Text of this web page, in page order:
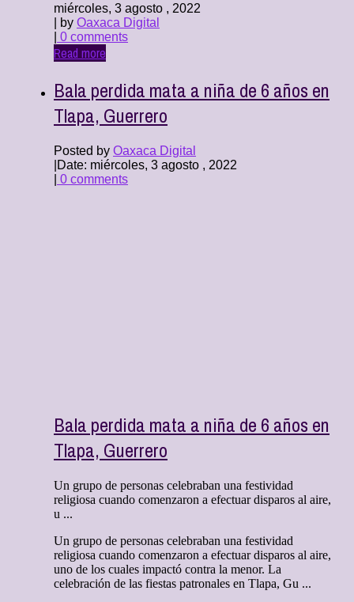
miércoles, 3 agosto , 2022
| by Oaxaca Digital
0 comments
Read more
Bala perdida mata a niña de 6 años en
Tlapa, Guerrero
Posted by Oaxaca Digital
Date: miércoles, 3 agosto , 2022
0 comments
Bala perdida mata a niña de 6 años en
Tlapa, Guerrero
Un grupo de personas celebraban una festividad
religiosa cuando comenzaron a efectuar disparos al aire,
u ...
Un grupo de personas celebraban una festividad
religiosa cuando comenzaron a efectuar disparos al aire,
uno de los cuales impactó contra la menor. La
celebración de las fiestas patronales en Tlapa, Gu ...